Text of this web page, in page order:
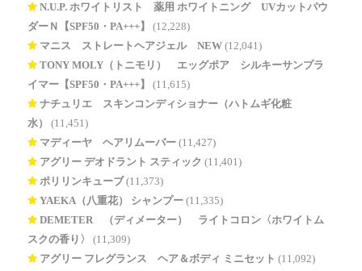
N.U.P. ホワイトリスト 薬用 ホワイトニング UVカットパウ
ダーＮ【SPF50・PA+++】
(12,228)
マニス ストレートヘアジェル NEW (12,041)
TONY MOLY（トニモリ） エッグポア シルキーサンプラ
イマー【SPF50・PA+++】
(11,615)
ナチュリエ スキンコンディショナー（ハトムギ化粧
水）
(11,451)
マディーヤ ヘアリムーバー (11,427)
アグリー デオドラント スティック (11,401)
ポリリンキューブ (11,373)
YAEKA（八重花） シャンプー (11,335)
DEMETER®（ディメーター） ライトコロン〈ホワイトム
スクの香り〉
(11,309)
アグリー フレグランス ヘア＆ボディ ミニセット (11,092)